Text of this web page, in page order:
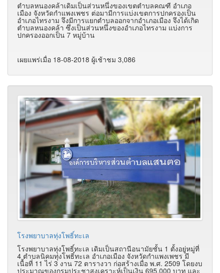
ตำบลหนองคล้าเดิมเป็นส่วนหนึ่งของเขตตำบลคณฑี อำเภอ
เมือง จังหวัดกำแพงเพชร ต่อมามีการแบ่งเขตการปกครองเป็น
อำเภอไทรงาม จึงมีการแยกตำบลออกจากอำเภอเมือง จึงได้เกิด
ตำบลหนองคล้า ซึ่งเป็นส่วนหนึ่งของอำเภอไทรงาม แบ่งการ
ปกครองออกเป็น 7 หมู่บ้าน
เผยแพร่เมื่อ 18-08-2018 ผู้เช้าชม 3,086
โรงพยาบาลทุ่งโพธิ์ทะเล
โรงพยาบาลทุ่งโพธิ์ทะเล เดิมเป็นสถานีอนามัยชั้น 1 ตั้งอยู่หมู่ที่
4 ตำบลนิคมทุ่งโพธิ์ทะเล อำเภอเมือง จังหวัดกำแพงเพชร มี
เนื้อที่ 11 ไร่ 3 งาน 72 ตารางวา ก่อสร้างเมื่อ พ.ศ. 2509 โดยงบ
ประมาณของกรมประชาสงเคราะห์เป็นเงิน 695,000 บาท และ